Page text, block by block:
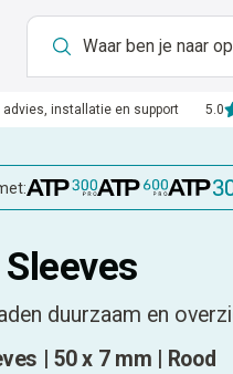
advies, installatie en support 5.0
duurzaam en
| 50 x 7 mm | Rood